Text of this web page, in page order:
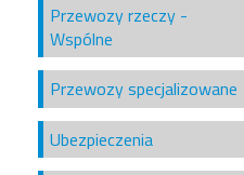
Przewozy rzeczy -
Wspólne
Przewozy specjalizowane
Ubezpieczenia